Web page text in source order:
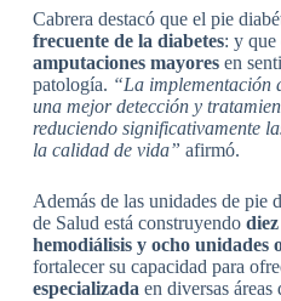
Cabrera destacó que el pie
frecuente de la diabetes: y que
amputaciones mayoresen
patología. “La implementación
una mejor detección y
reduciendo significativamente
la calidad de vida” afirmó.
Además de las unidades de
de Salud está construyendo
hemodiálisis y ocho unidades
fortalecer su capacidad para
especializadaen diversas áreas